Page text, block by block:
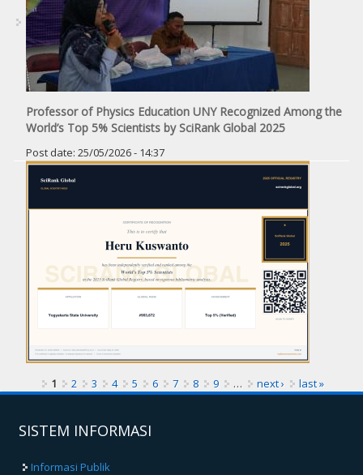
Professor of Physics Education UNY Recognized Among the
World’s Top 5% Scientists by SciRank Global 2025
Post date: 25/05/2026 - 14:37
Pages
1 2 3 4 5 6 7 8 9 … next › last »
SISTEM INFORMASI
Informasi Publik